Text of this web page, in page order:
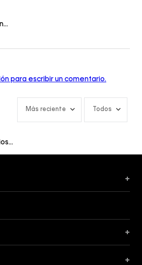
para escribir un comentario.
Más reciente Todos
+
+
+